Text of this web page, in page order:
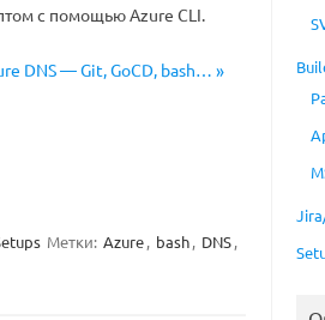
с помощью Azure CLI.
DNS — Git, GoCD, bash… »
Метки: Azure, bash, DNS,